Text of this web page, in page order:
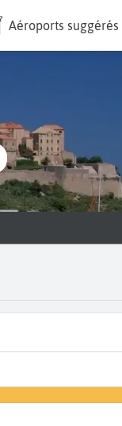
Aéroports suggérés
Calvi (CLY)